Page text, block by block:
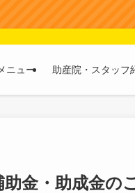
【毎月開
ニュー 助産院・スタッフ
助金・助成金の